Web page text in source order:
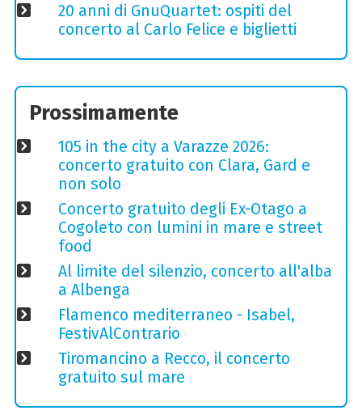
20 anni di GnuQuartet: ospiti del
concerto al Carlo Felice e biglietti
Prossimamente
105 in the city a Varazze 2026:
concerto gratuito con Clara, Gard e
non solo
Concerto gratuito degli Ex-Otago a
Cogoleto con lumini in mare e street
food
Al limite del silenzio, concerto all'alba
a Albenga
Flamenco mediterraneo - Isabel,
FestivAlContrario
Tiromancino a Recco, il concerto
gratuito sul mare